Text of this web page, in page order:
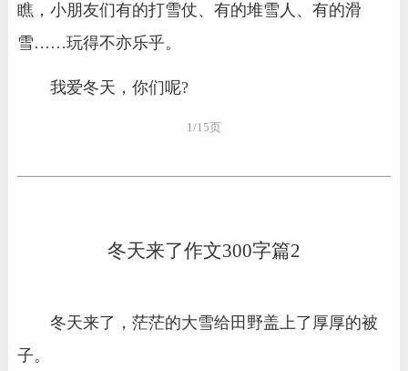
瞧，小朋友们有的打雪仗、有的堆雪人、有的滑
雪……玩得不亦乐乎。
我爱冬天，你们呢?
1/15页
冬天来了作文300字篇2
冬天来了，茫茫的大雪给田野盖上了厚厚的被
子。